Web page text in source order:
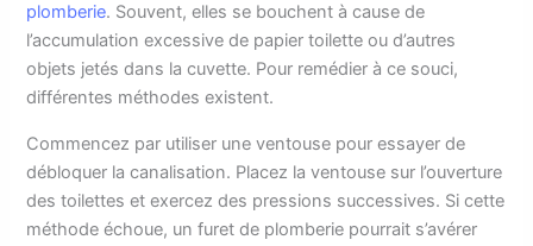
plomberie. Souvent, elles se bouchent à cause de
l’accumulation excessive de papier toilette ou d’autres
objets jetés dans la cuvette. Pour remédier à ce souci,
différentes méthodes existent.
Commencez par utiliser une ventouse pour essayer de
débloquer la canalisation. Placez la ventouse sur l’ouverture
des toilettes et exercez des pressions successives. Si cette
méthode échoue, un furet de plomberie pourrait s’avérer